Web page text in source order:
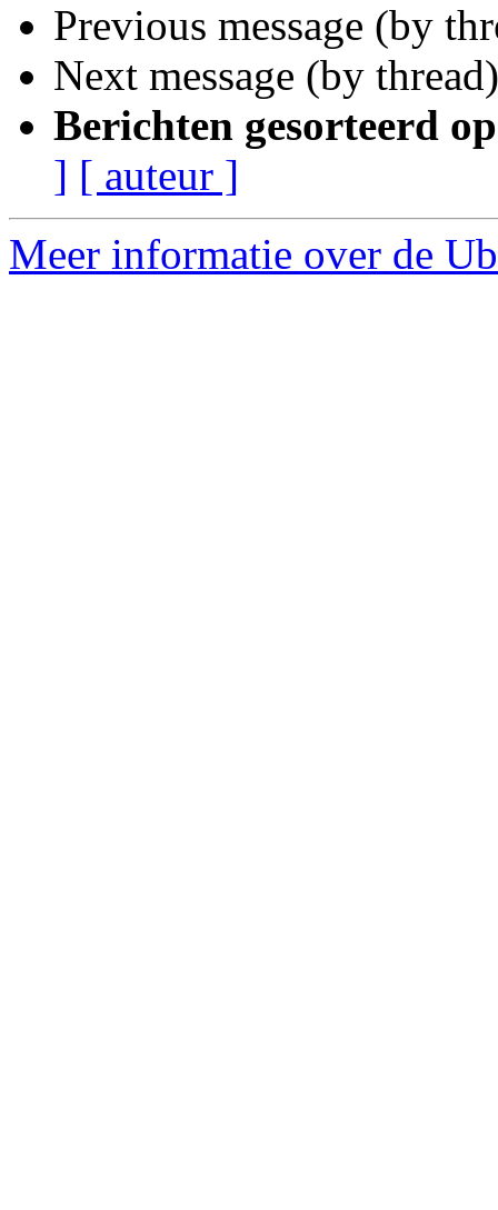
Previous message (by
Next message (by
Berichten gesorteerd
] [ auteur ]
Meer informatie over de